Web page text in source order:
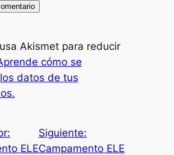
Akismet para reducir
cómo se
datos de tus
ELE
Siguiente:
Campamento ELE